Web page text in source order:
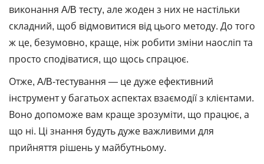
виконання A/B тесту, але жоден з них не настільки
складний, щоб відмовитися від цього методу. До того
ж це, безумовно, краще, ніж робити зміни наосліп та
просто сподіватися, що щось спрацює.
Отже, A/B-тестування — це дуже ефективний
інструмент у багатьох аспектах взаємодії з клієнтами.
Воно допоможе вам краще зрозуміти, що працює, а
що ні. Ці знання будуть дуже важливими для
прийняття рішень у майбутньому.